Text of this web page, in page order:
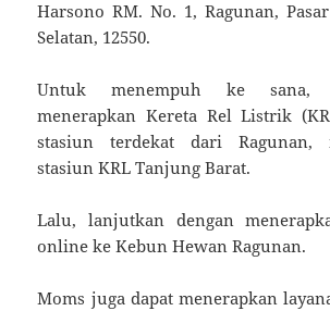
Harsono RM. No. 1, Ragunan,
Selatan, 12550.
Untuk menempuh ke sana,
menerapkan Kereta Rel Listrik
stasiun terdekat dari Ragunan,
stasiun KRL Tanjung Barat.
Lalu, lanjutkan dengan
online ke Kebun Hewan Ragunan.
Moms juga dapat menerapkan